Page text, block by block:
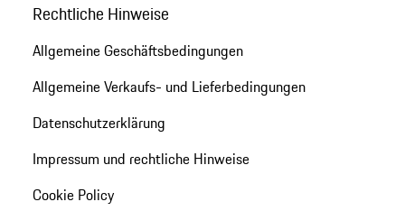
Rechtliche Hinweise
Allgemeine Geschäftsbedingungen
Allgemeine Verkaufs- und Lieferbedingungen
Datenschutzerklärung
Impressum und rechtliche Hinweise
Cookie Policy